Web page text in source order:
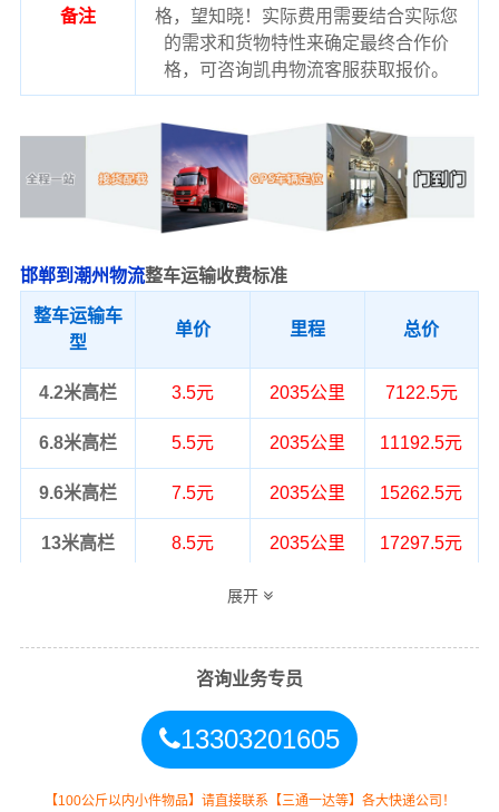
备注
格，望知晓！实际费用需要结合实际您
的需求和货物特性来确定最终合作价
格，可咨询凯冉物流客服获取报价。
邯郸到潮州物流整车运输收费标准
整车运输车
型
单价 里程 总价
4.2米高栏 3.5元 2035公里 7122.5元
6.8米高栏 5.5元 2035公里 11192.5元
9.6米高栏 7.5元 2035公里 15262.5元
13米高栏 8.5元 2035公里 17297.5元
2035公里
整车运输价格计算方式通常是按单价×公
里，以上报价为市场透明价，仅供参
展开
咨询业务专员
13303201605
【100公斤以内小件物品】请直接联系【三通一达等】各大快递公司！